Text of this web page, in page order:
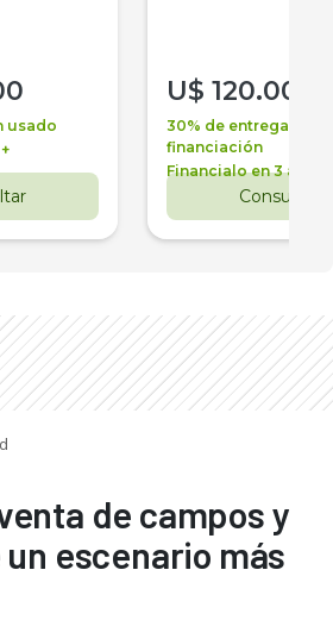
usado
U$ 120.000
30% de entrega +
financiación
Financialo en 3 años
Consultar
de campos y
escenario más